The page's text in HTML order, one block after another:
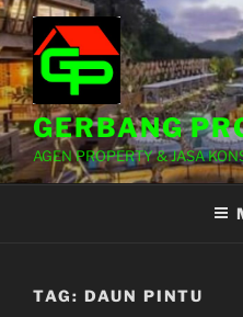
Lompat
ke
konten
GERBANG
AGEN PROPERTY & JASA
TAG: DAUN PINTU